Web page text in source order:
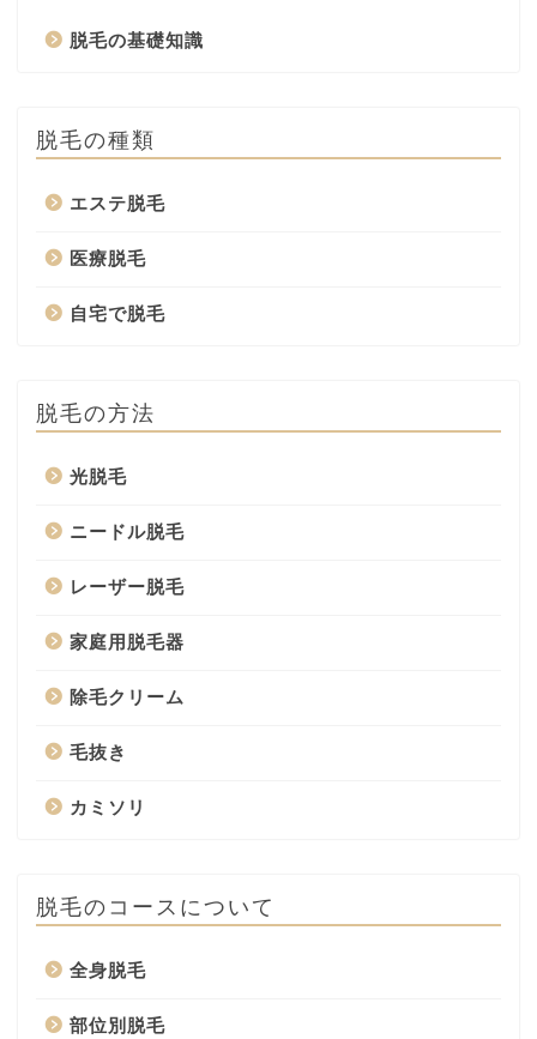
脱毛の基礎知識
脱毛の種類
エステ脱毛
医療脱毛
自宅で脱毛
脱毛の方法
光脱毛
ニードル脱毛
レーザー脱毛
家庭用脱毛器
除毛クリーム
毛抜き
カミソリ
脱毛のコースについて
全身脱毛
部位別脱毛